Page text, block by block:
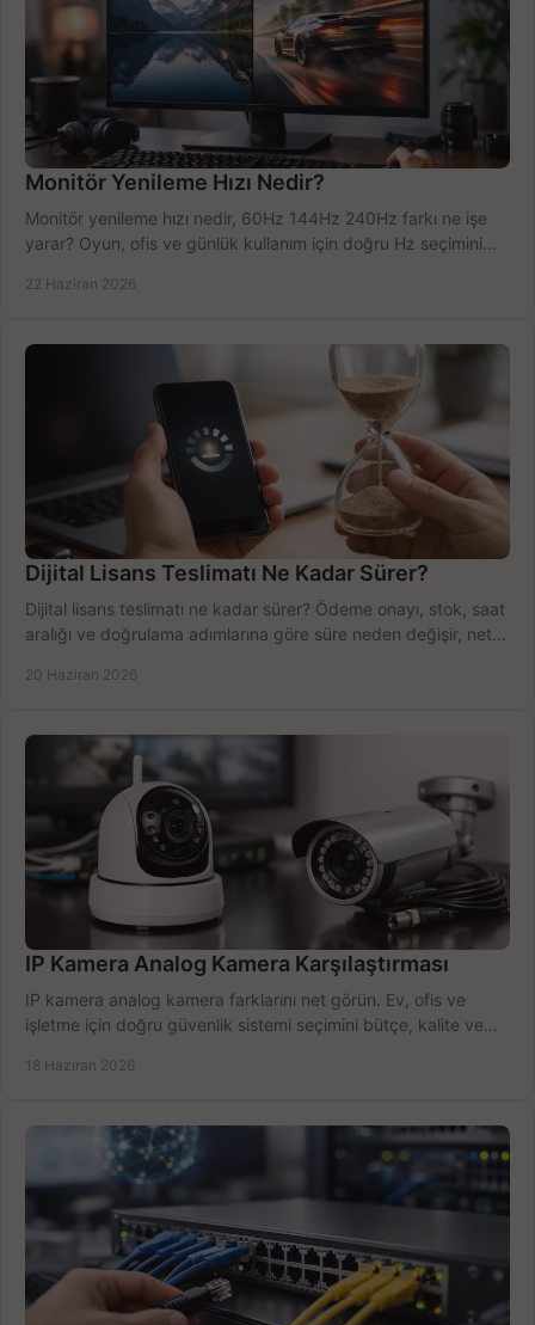
Monitör Yenileme Hızı Nedir?
Monitör yenileme hızı nedir, 60Hz 144Hz 240Hz farkı ne işe
yarar? Oyun, ofis ve günlük kullanım için doğru Hz seçimini
22 Haziran 2026
Dijital Lisans Teslimatı Ne Kadar Sürer?
Dijital lisans teslimatı ne kadar sürer? Ödeme onayı, stok, saat
aralığı ve doğrulama adımlarına göre süre neden değişir, net
20 Haziran 2026
IP Kamera Analog Kamera Karşılaştırması
IP kamera analog kamera farklarını net görün. Ev, ofis ve
işletme için doğru güvenlik sistemi seçimini bütçe, kalite ve
18 Haziran 2026